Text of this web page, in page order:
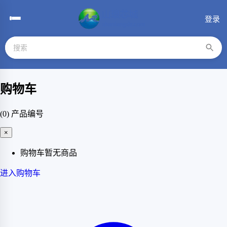
登录
购物车
(0) 产品编号
×
购物车暂无商品
进入购物车